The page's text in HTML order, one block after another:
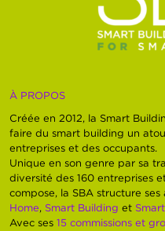
À PROPOS
Créée en 2012, la Smart
faire du smart building un
entreprises et des occupants.
Unique en son genre par sa
diversité des 160 entreprises
compose, la SBA structure
Home, Smart Building et
Avec ses15 commissions et